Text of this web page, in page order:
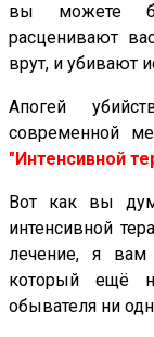
вы можете
расценивают
врут, и убивают
Апогей
современной
"Интенсивной
Вот как вы
интенсивной
лечение, я
который ещё
обывателя ни